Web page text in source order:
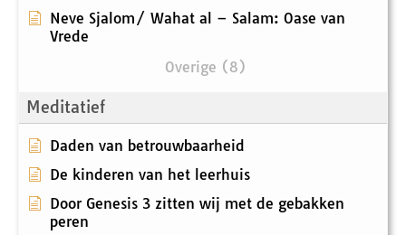
Neve Sjalom/ Wahat al – Salam: Oase van
Vrede
Overige (8)
Meditatief
Daden van betrouwbaarheid
De kinderen van het leerhuis
Door Genesis 3 zitten wij met de gebakken
peren